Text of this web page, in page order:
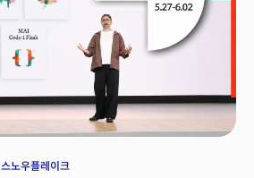
스노우플레이크